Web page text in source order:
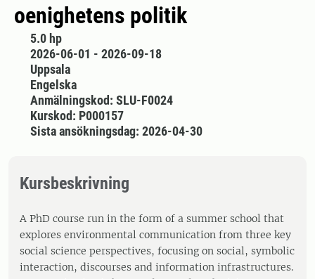
oenighetens politik
5.0 hp
2026-06-01 - 2026-09-18
Uppsala
Engelska
Anmälningskod: SLU-F0024
Kurskod: P000157
Sista ansökningsdag: 2026-04-30
Kursbeskrivning
A PhD course run in the form of a summer school that
explores environmental communication from three key
social science perspectives, focusing on social, symbolic
interaction, discourses and information infrastructures.